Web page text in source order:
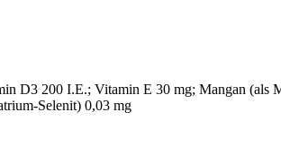
D3 200 I.E.; Vitamin E 30 mg; Mangan
Selenit) 0,03 mg